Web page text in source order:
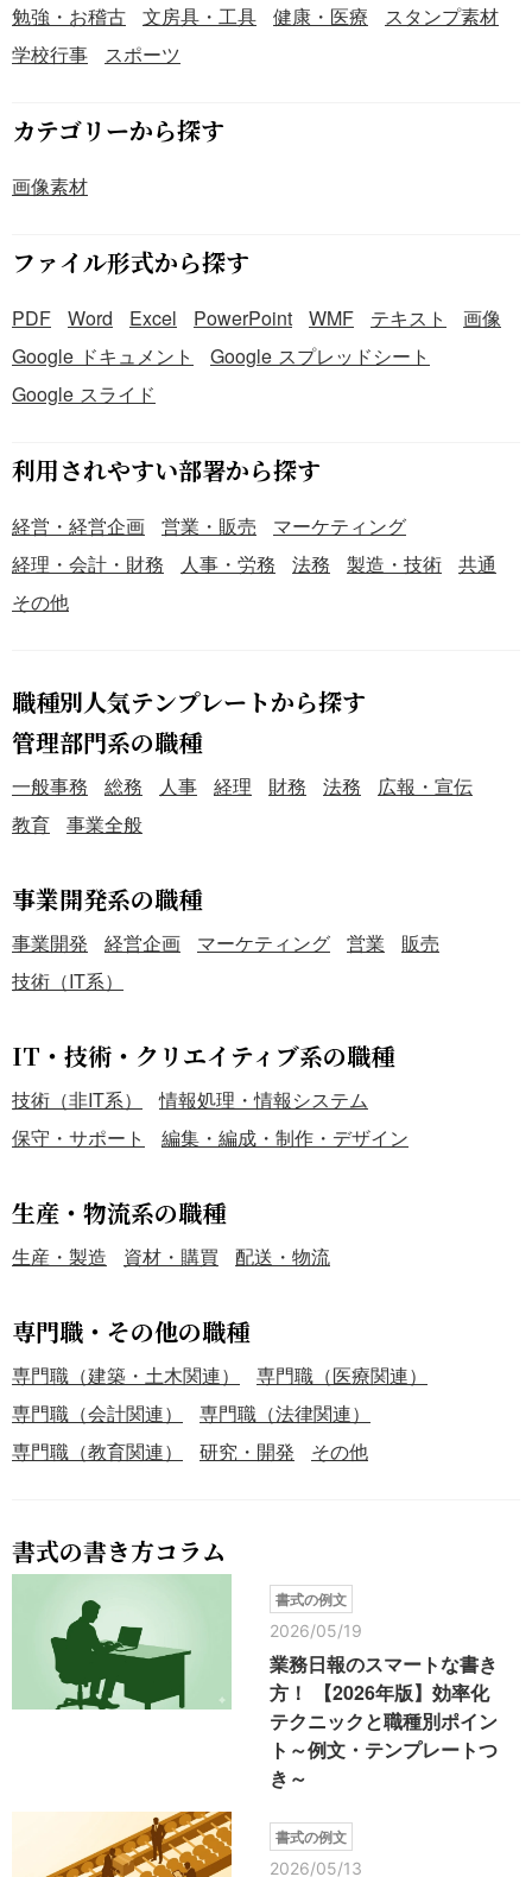
勉強・お稽古
文房具・工具 健康・医療
スタンプ素材
学校行事
スポーツ
カテゴリーから探す
画像素材
ファイル形式から探す
PDF Word Excel PowerPoint WMF テキスト
画像
Google ドキュメント
Google スプレッドシート
Google スライド
利用されやすい部署から探す
経営・経営企画 営業・販売
マーケティング
経理・会計・財務
人事・労務 法務 製造・技術
共通
その他
職種別人気テンプレートから探す
管理部門系の職種
一般事務 総務 人事 経理 財務 法務
広報・宣伝
教育
事業全般
事業開発系の職種
事業開発 経営企画 マーケティング 営業
販売
技術（IT系）
IT・技術・クリエイティブ系の職種
技術（非IT系）
情報処理・情報システム
保守・サポート
編集・編成・制作・デザイン
生産・物流系の職種
生産・製造 資材・購買 配送・物流
専門職・その他の職種
専門職（建築・土木関連）
専門職（医療関連）
専門職（会計関連）
専門職（法律関連）
専門職（教育関連）
研究・開発 その他
書式の書き方コラム
書式の例文
2026/05/19
業務日報のスマートな書き
方！ 【2026年版】効率化
テクニックと職種別ポイン
ト～例文・テンプレートつ
き～
書式の例文
2026/05/13